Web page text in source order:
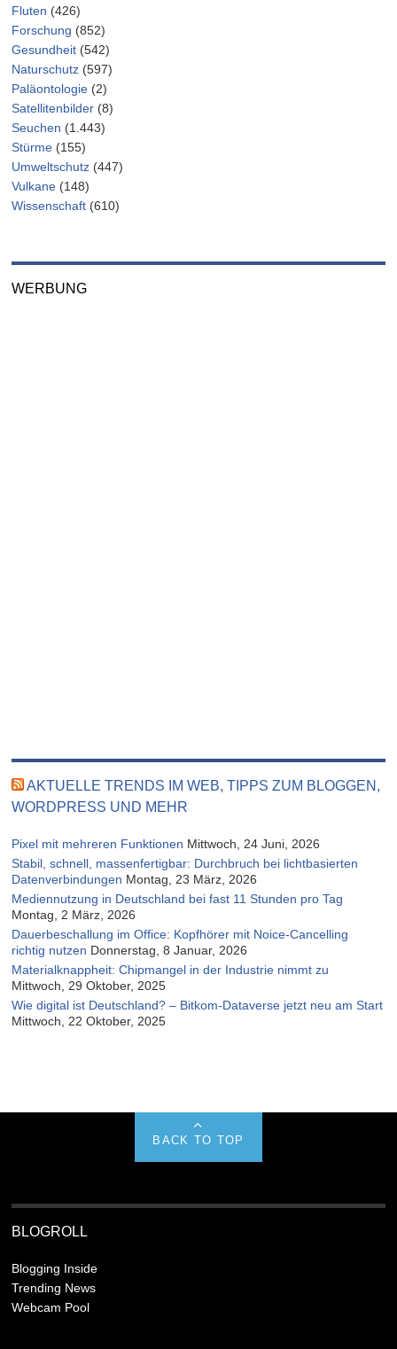
Fluten (426)
Forschung (852)
Gesundheit (542)
Naturschutz (597)
Paläontologie (2)
Satellitenbilder (8)
Seuchen (1.443)
Stürme (155)
Umweltschutz (447)
Vulkane (148)
Wissenschaft (610)
WERBUNG
AKTUELLE TRENDS IM WEB, TIPPS ZUM BLOGGEN,
WORDPRESS UND MEHR
Pixel mit mehreren Funktionen Mittwoch, 24 Juni, 2026
Stabil, schnell, massenfertigbar: Durchbruch bei lichtbasierten
Datenverbindungen Montag, 23 März, 2026
Mediennutzung in Deutschland bei fast 11 Stunden pro Tag
Montag, 2 März, 2026
Dauerbeschallung im Office: Kopfhörer mit Noice-Cancelling
richtig nutzen Donnerstag, 8 Januar, 2026
Materialknappheit: Chipmangel in der Industrie nimmt zu
Mittwoch, 29 Oktober, 2025
Wie digital ist Deutschland? – Bitkom-Dataverse jetzt neu am Start
Mittwoch, 22 Oktober, 2025
BACK TO TOP
BLOGROLL
Blogging Inside
Trending News
Webcam Pool